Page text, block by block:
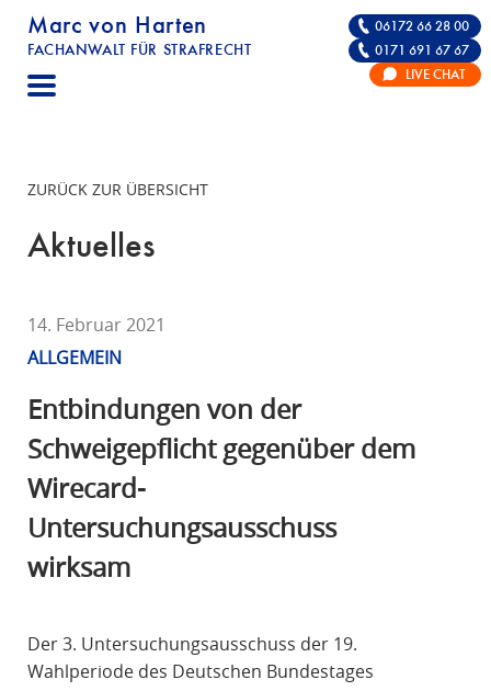
Marc von Harten
FACHANWALT FÜR STRAFRECHT
STRAFRECHT | RECHTSANWALT FÜR DIE
06172 66 28 00
0171 691 67 67
LIVE CHAT
ZURÜCK ZUR ÜBERSICHT
Aktuelles
14. Februar 2021
ALLGEMEIN
Entbindungen von der
Schweigepflicht gegenüber dem
Wirecard-
Untersuchungsausschuss
wirksam
Der 3. Untersuchungsausschuss der 19.
Wahlperiode des Deutschen Bundestages